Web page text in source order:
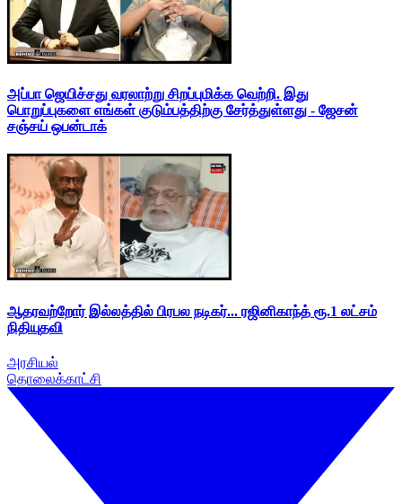
அப்பா ஜெயிச்சது வரலாற்று சிறப்புமிக்க வெற்றி. இது
பொறுப்புகளை எங்கள் குடும்பத்திற்கு சேர்த்துள்ளது - ஜேசன்
சஞ்சய் ஒபன்டாக்
ஆதரவற்றோர் இல்லத்தில் பிரபல நடிகர்... ரஜினிகாந்த் ரூ.1 லட்சம்
நிதியுதவி
அரசியல்
தொலைக்காட்சி